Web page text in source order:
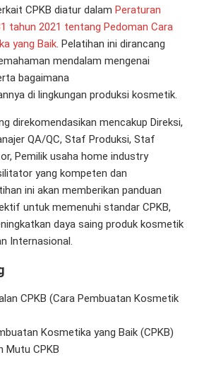
CPKB diatur dalam Peraturan
tahun 2021 tentang Pedoman Cara
yang Baik. Pelatihan ini dirancang
mendalam mengenai
bagaimana
di lingkungan produksi kosmetik.
direkomendasikan mencakup Direksi,
QA/QC, Staf Produksi, Staf
Pemilik usaha home industry
yang kompeten dan
ini akan memberikan panduan
untuk memenuhi standar CPKB,
daya saing produk kosmetik
Internasional.
CPKB (Cara Pembuatan Kosmetik
Kosmetika yang Baik (CPKB)
Mutu CPKB